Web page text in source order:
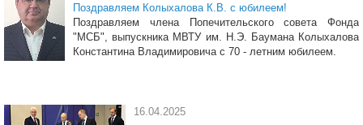
Поздравляем Колыхалова К.В. с юбилеем!
Поздравляем члена Попечительского совета Фонда
"МСБ", выпускника МВТУ им. Н.Э. Баумана Колыхалова
Константина Владимировича с 70 - летним юбилеем.
16.04.2025